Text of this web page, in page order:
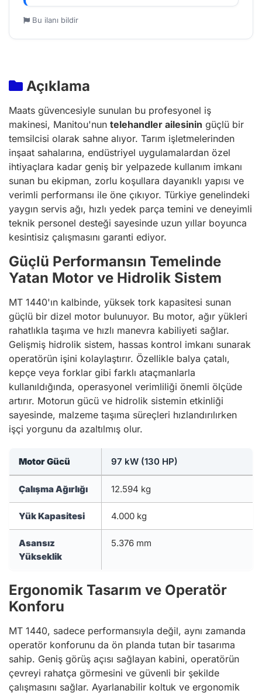
Bu ilanı bildir
Açıklama
Maats güvencesiyle sunulan bu profesyonel iş
makinesi, Manitou'nun telehandler ailesinin güçlü bir
temsilcisi olarak sahne alıyor. Tarım işletmelerinden
inşaat sahalarına, endüstriyel uygulamalardan özel
ihtiyaçlara kadar geniş bir yelpazede kullanım imkanı
sunan bu ekipman, zorlu koşullara dayanıklı yapısı ve
verimli performansı ile öne çıkıyor. Türkiye genelindeki
yaygın servis ağı, hızlı yedek parça temini ve deneyimli
teknik personel desteği sayesinde uzun yıllar boyunca
kesintisiz çalışmasını garanti ediyor.
Güçlü Performansın Temelinde
Yatan Motor ve Hidrolik Sistem
MT 1440'ın kalbinde, yüksek tork kapasitesi sunan
güçlü bir dizel motor bulunuyor. Bu motor, ağır yükleri
rahatlıkla taşıma ve hızlı manevra kabiliyeti sağlar.
Gelişmiş hidrolik sistem, hassas kontrol imkanı sunarak
operatörün işini kolaylaştırır. Özellikle balya çatalı,
kepçe veya forklar gibi farklı ataçmanlarla
kullanıldığında, operasyonel verimliliği önemli ölçüde
artırır. Motorun gücü ve hidrolik sistemin etkinliği
sayesinde, malzeme taşıma süreçleri hızlandırılırken
işçi yorgunu da azaltılmış olur.
Motor Gücü 97 kW (130 HP)
Çalışma Ağırlığı 12.594 kg
Yük Kapasitesi 4.000 kg
Asansız
Yükseklik
5.376 mm
Ergonomik Tasarım ve Operatör
Konforu
MT 1440, sadece performansıyla değil, aynı zamanda
operatör konforunu da ön planda tutan bir tasarıma
sahip. Geniş görüş açısı sağlayan kabini, operatörün
çevreyi rahatça görmesini ve güvenli bir şekilde
çalışmasını sağlar. Ayarlanabilir koltuk ve ergonomik